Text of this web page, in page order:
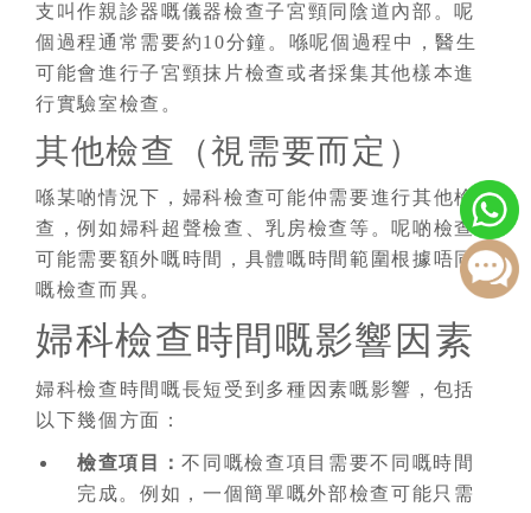
支叫作親診器嘅儀器檢查子宮頸同陰道內部。呢
個過程通常需要約10分鐘。喺呢個過程中，醫生
可能會進行子宮頸抹片檢查或者採集其他樣本進
行實驗室檢查。
其他檢查（視需要而定）
喺某啲情況下，婦科檢查可能仲需要進行其他檢
查，例如婦科超聲檢查、乳房檢查等。呢啲檢查
可能需要額外嘅時間，具體嘅時間範圍根據唔同
嘅檢查而異。
婦科檢查時間嘅影響因素
婦科檢查時間嘅長短受到多種因素嘅影響，包括
以下幾個方面：
檢查項目：不同嘅檢查項目需要不同嘅時間
完成。例如，一個簡單嘅外部檢查可能只需